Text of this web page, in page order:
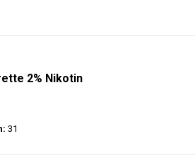
2% Nikotin
31